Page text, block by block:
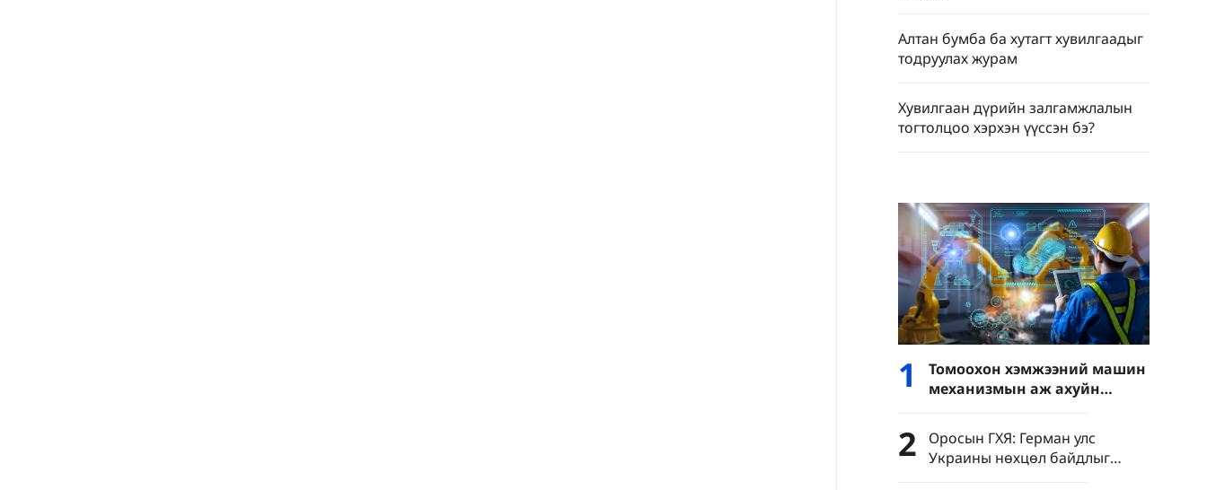
Алтан бумба ба хутагт хувилгаадыг
тодруулах журам
Хувилгаан дүрийн залгамжлалын
тогтолцоо хэрхэн үүссэн бэ?
1
Томоохон хэмжээний машин
механизмын аж ахуйн
нэгжүүдийн нэмүү өртөг 6.4
хувиар өсөв
2
Оросын ГХЯ: Герман улс
Украины нөхцөл байдлыг
хурцатгаж байна